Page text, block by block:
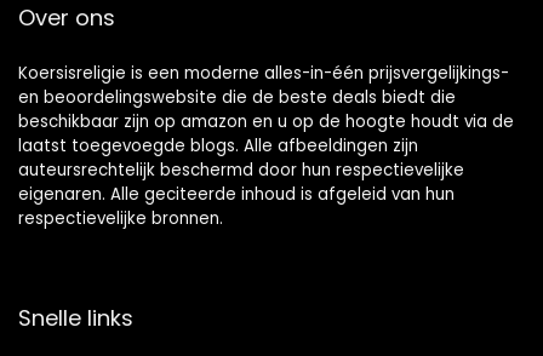
Over ons
Koersisreligie is een moderne alles-in-één prijsvergelijkings-
en beoordelingswebsite die de beste deals biedt die
beschikbaar zijn op amazon en u op de hoogte houdt via de
laatst toegevoegde blogs. Alle afbeeldingen zijn
auteursrechtelijk beschermd door hun respectievelijke
eigenaren. Alle geciteerde inhoud is afgeleid van hun
respectievelijke bronnen.
Snelle links